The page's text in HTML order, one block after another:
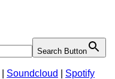
Search Button
Soundcloud Spotify